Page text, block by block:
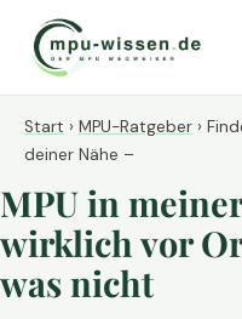
Start › MPU-Ratgeber ›
deiner Nähe –
MPU in
wirklich vor
was nicht